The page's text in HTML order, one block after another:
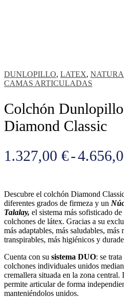
DUNLOPILLO, LATEX,
CAMAS ARTICULADAS
Colchón
Diamond Classic
1.327,00 €-
Descubre el colchón Diamond
diferentes grados de firmeza y un
Talalay, el sistema más sofisticado
colchones de látex. Gracias a su
más adaptables, más saludables, más
transpirables, más higiénicos y
Cuenta con su sistema DUO: se
colchones individuales unidos
cremallera situada en la zona central.
permite articular de forma
manteniéndolos unidos.